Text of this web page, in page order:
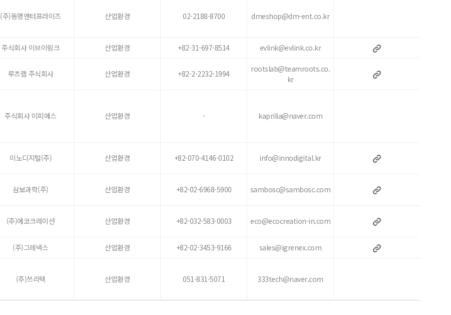
(주)동명엔터프라이즈 산업환경 02-2188-8700 dmeshop@dm-ent.co.kr
주식회사 이브이링크 산업환경 +82-31-697-8514 evlink@evlink.co.kr
루츠랩 주식회사 산업환경 +82-2-2232-1994
rootslab@teamroots.co.
kr
주식회사 이피에스 산업환경 - kaprilia@naver.com
이노디지털(주) 산업환경 +82-070-4146-0102 info@innodigital.kr
삼보과학(주) 산업환경 +82-02-6968-5900 sambosc@sambosc.com
(주)에코크레이션 산업환경 +82-032-583-0003 eco@ecocreation-in.com
(주)그레넥스 산업환경 +82-02-3453-9166 sales@igrenex.com
(주)쓰리텍 산업환경 051-831-5071 333tech@naver.com